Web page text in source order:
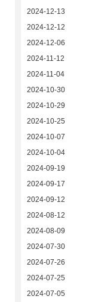
2024-12-13
2024-12-12
2024-12-06
2024-11-12
2024-11-04
2024-10-30
2024-10-29
2024-10-25
2024-10-07
2024-10-04
2024-09-19
2024-09-17
2024-09-12
2024-08-12
2024-08-09
2024-07-30
2024-07-26
2024-07-25
2024-07-05